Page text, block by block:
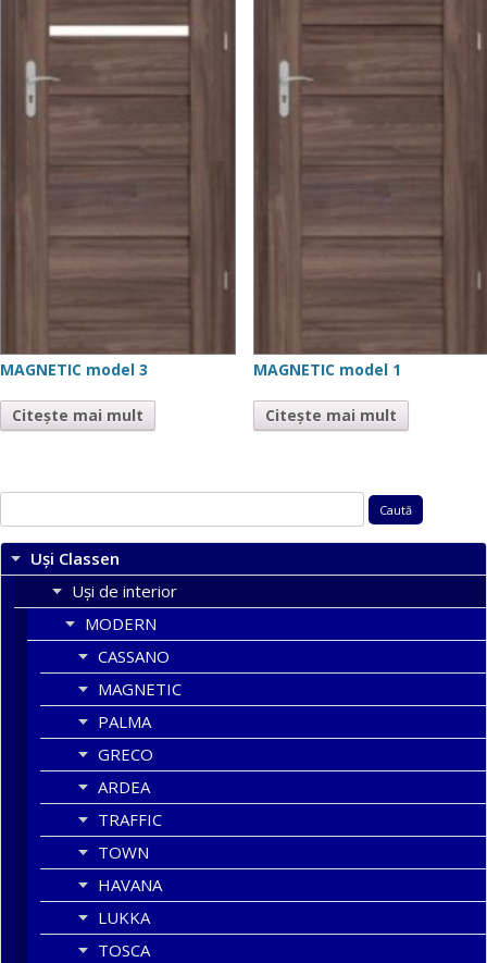
MAGNETIC model 3
Citește mai mult
MAGNETIC model 1
Citește mai mult
după:
Uși Classen
Uși de interior
MODERN
CASSANO
MAGNETIC
PALMA
GRECO
ARDEA
TRAFFIC
TOWN
HAVANA
LUKKA
TOSCA